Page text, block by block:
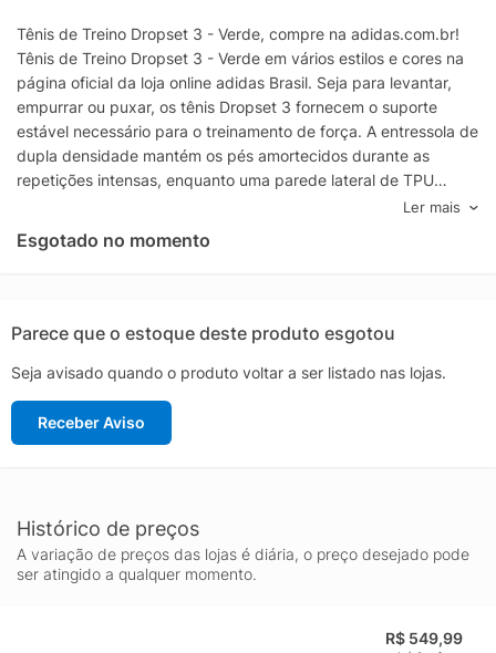
Tênis de Treino Dropset 3 - Verde, compre na adidas.com.br!
Tênis de Treino Dropset 3 - Verde em vários estilos e cores na
página oficial da loja online adidas Brasil. Seja para levantar,
empurrar ou puxar, os tênis Dropset 3 fornecem o suporte
estável necessário para o treinamento de força. A entressola de
dupla densidade mantém os pés amortecidos durante as
repetições intensas, enquanto uma parede lateral de TPU
bloqueia o mediopé. adidas HEAT.RDY mantém os pés frescos
mesmo quando o treino esquenta. Mais largos do que o
caimento padrão, esse tênis contêm confortavelmente qualquer
Ler mais
Esgotado no momento
Parece que o estoque deste produto esgotou
Seja avisado quando o produto voltar a ser listado nas lojas.
Receber Aviso
Histórico de preços
A variação de preços das lojas é diária, o preço desejado pode
ser atingido a qualquer momento.
R$ 549,99